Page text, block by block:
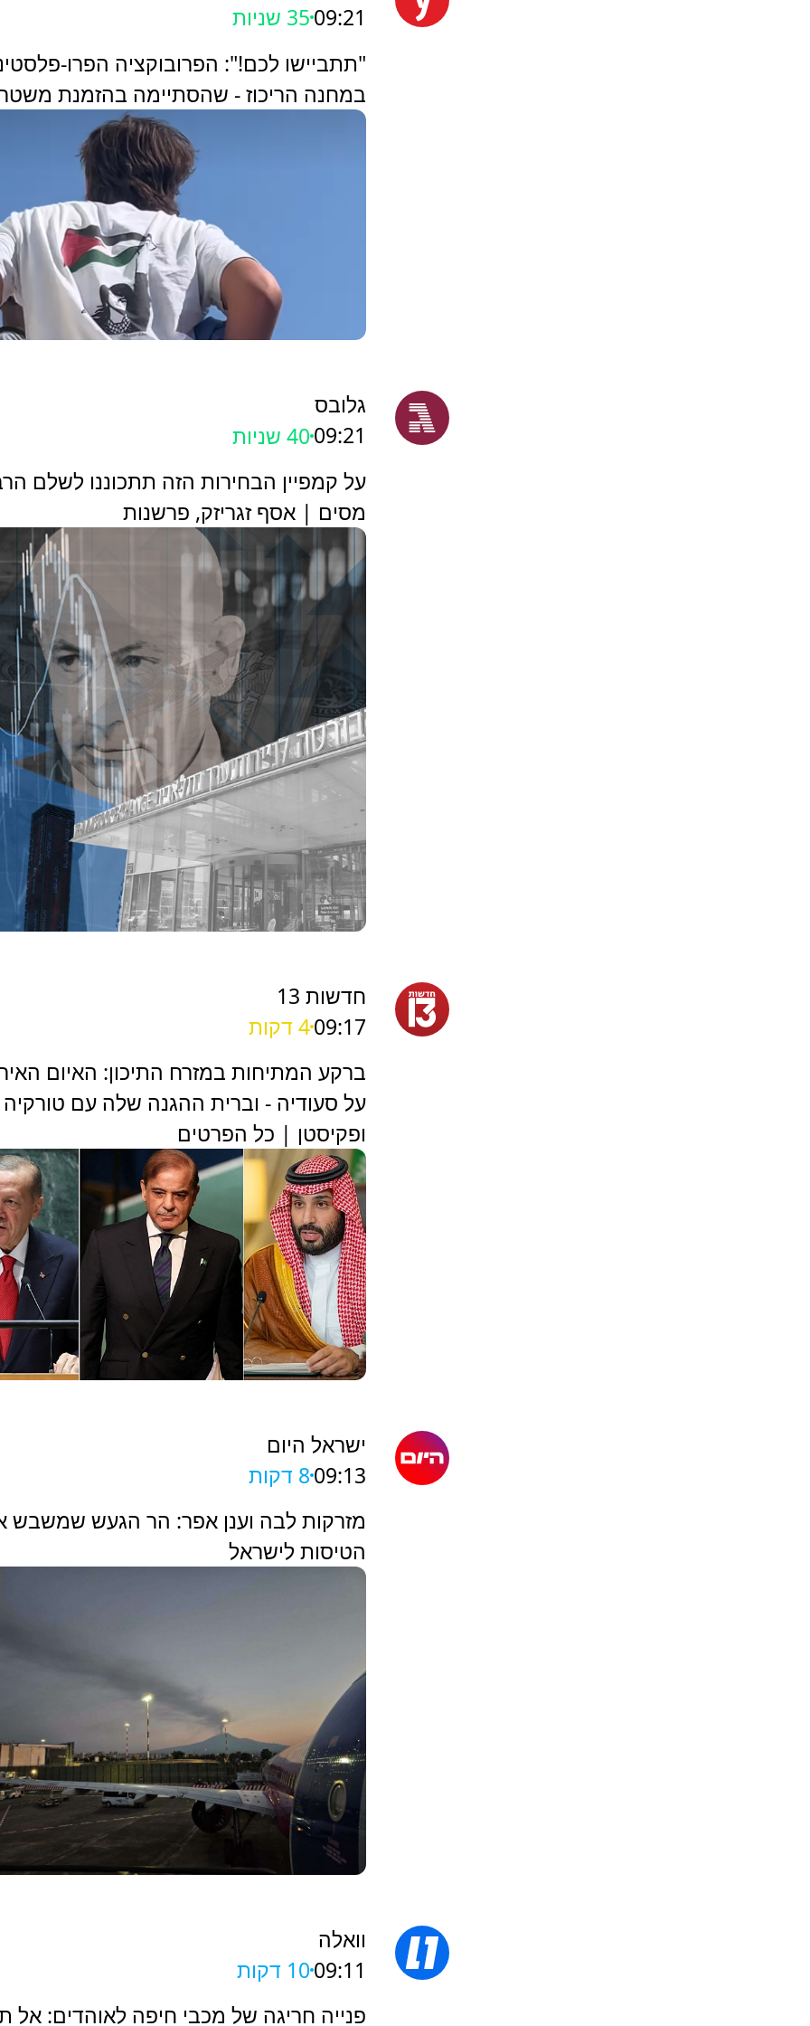
09:2137 שניות
"תתביישו לכם!": הפרובוקציה הפרו-
במחנה הריכוז - שהסתיימה בהזמנת
גלובס
09:2142 שניות
על קמפיין הבחירות הזה תתכוננו לשלם
מסים | אסף זגריזק, פרשנות
חדשות 13
09:174 דקות
ברקע המתיחות במזרח התיכון: האיום
על סעודיה - וברית ההגנה שלה עם טורקיה
ופקיסטן | כל הפרטים
ישראל היום
09:138 דקות
מזרקות לבה וענן אפר: הר הגעש שמשבש
הטיסות לישראל
וואלה
09:1110 דקות
פנייה חריגה של מכבי חיפה לאוהדים: אל